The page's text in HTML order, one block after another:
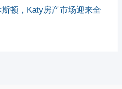
顿，Katy房产市场迎来全